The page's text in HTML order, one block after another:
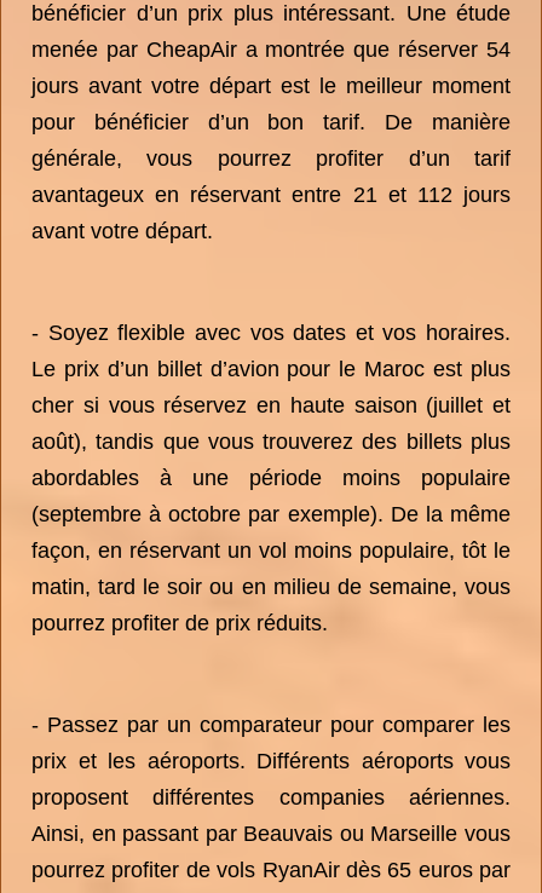
bénéficier d’un prix plus intéressant. Une étude
menée par CheapAir a montrée que réserver 54
jours avant votre départ est le meilleur moment
pour bénéficier d’un bon tarif. De manière
générale, vous pourrez profiter d’un tarif
avantageux en réservant entre 21 et 112 jours
avant votre départ.
- Soyez flexible avec vos dates et vos horaires.
Le prix d’un billet d’avion pour le Maroc est plus
cher si vous réservez en haute saison (juillet et
août), tandis que vous trouverez des billets plus
abordables à une période moins populaire
(septembre à octobre par exemple). De la même
façon, en réservant un vol moins populaire, tôt le
matin, tard le soir ou en milieu de semaine, vous
pourrez profiter de prix réduits.
- Passez par un comparateur pour comparer les
prix et les aéroports. Différents aéroports vous
proposent différentes companies aériennes.
Ainsi, en passant par Beauvais ou Marseille vous
pourrez profiter de vols RyanAir dès 65 euros par